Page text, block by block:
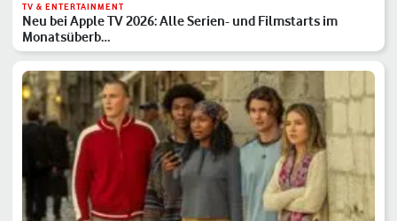
TV & ENTERTAINMENT
Neu bei Apple TV 2026: Alle Serien- und Filmstarts im
Monatsüberb…